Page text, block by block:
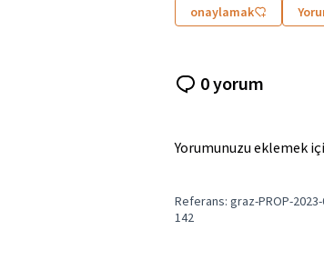
onaylamak
0 yorum
Yorumunuzu eklemek
Referans: graz-PROP-
142